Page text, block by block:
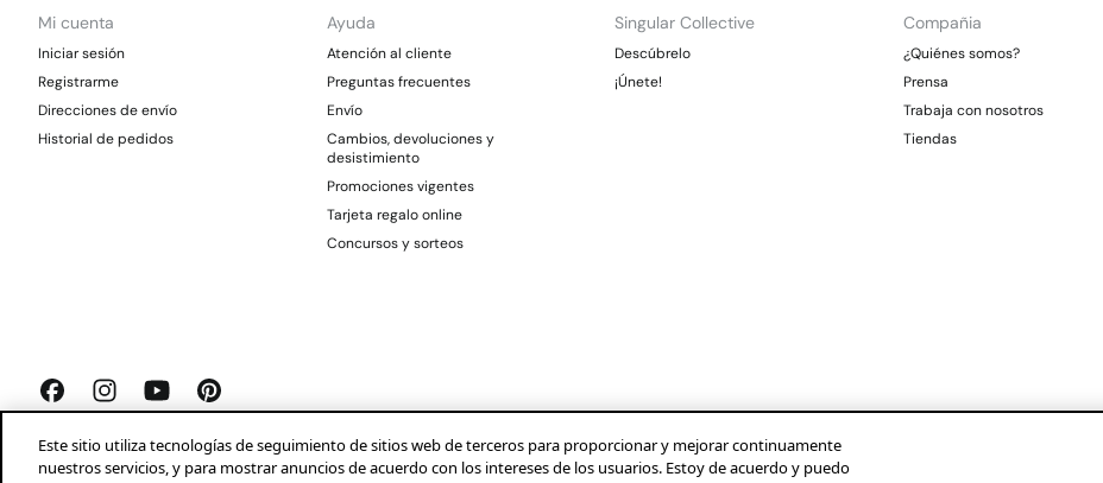
Mi cuenta
Iniciar sesión
Registrarme
Direcciones de envío
Historial de pedidos
Ayuda
Atención al cliente
Preguntas frecuentes
Envío
Cambios, devoluciones y
desistimiento
Promociones vigentes
Tarjeta regalo online
Concursos y sorteos
Singular Collective
Descúbrelo
¡Únete!
Compañia
¿Quiénes somos?
Prensa
Trabaja con nosotros
Tiendas
Springfield 2026© Aviso legal Condiciones generales Privacidad Profeco Condusef
Este sitio utiliza tecnologías de seguimiento de sitios web de terceros para proporcionar y mejorar continuamente
nuestros servicios, y para mostrar anuncios de acuerdo con los intereses de los usuarios. Estoy de acuerdo y puedo